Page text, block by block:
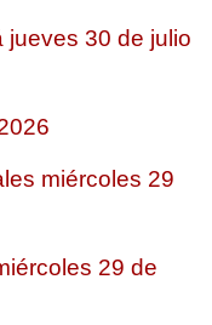
jueves 30 de julio
miércoles 29
29 de